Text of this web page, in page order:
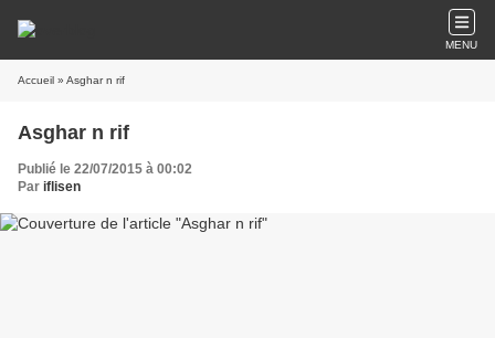
MENU
Accueil » Asghar n rif
Asghar n rif
Publié le 22/07/2015 à 00:02
Par iflisen